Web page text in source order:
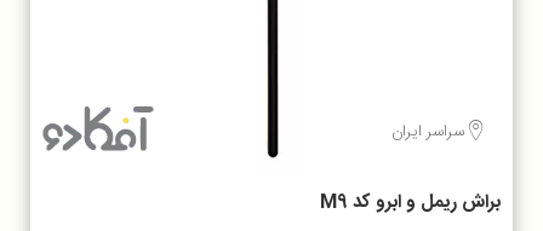
سراسر ایران
براش ریمل و ابرو کد M9